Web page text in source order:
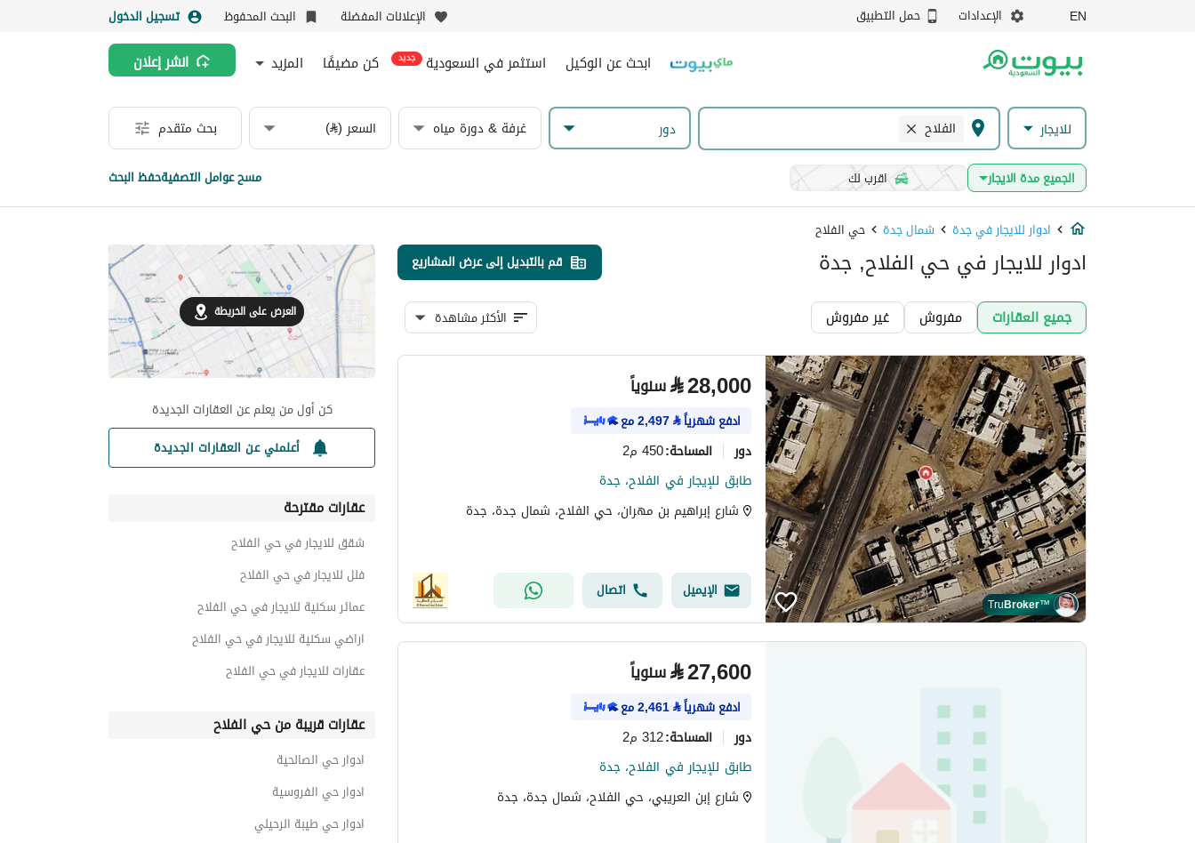
EN الإعدادات حمل التطبيق الإعلانات المفضلة البحث المحفوظ تسجيل الدخول
ابحث عن الوكيل استثمر في السعودية جديد كن مضيفًا المزيد انشر إعلان
للايجار الفلاح دور غرفة & دورة مياه السعر (⃁) بحث متقدم
الجميع مدة الايجار اقرب لك مسح عوامل التصفيةحفظ البحث
ادوار للايجار في جدة شمال جدة حي الفلاح
ادوار للايجار في حي الفلاح, جدة قم بالتبديل إلى عرض المشاريع
جميع العقارات مفروش غير مفروش الأكثر مشاهدة
TruBroker™
⃁28,000 سنوياً
ادفع شهرياً⃁
2,497مع
دور المساحة:450 م2
طابق للإيجار في الفلاح، جدة
شارع إبراهيم بن مهران، حي الفلاح، شمال جدة، جدة
الإيميل اتصال
⃁27,600 سنوياً
ادفع شهرياً⃁
2,461مع
دور المساحة:312 م2
طابق للإيجار في الفلاح، جدة
شارع إبن العريبي، حي الفلاح، شمال جدة، جدة
العرض على الخريطة
كن أول من يعلم عن العقارات الجديدة
أعلمني عن العقارات الجديدة
عقارات مقترحة
شقق للايجار في حي الفلاح
فلل للايجار في حي الفلاح
عمائر سكنية للايجار في حي الفلاح
اراضي سكنية للايجار في حي الفلاح
عقارات للايجار في حي الفلاح
عقارات قريبة من حي الفلاح
ادوار حي الصالحية
ادوار حي الفروسية
ادوار حي طيبة الرحيلي